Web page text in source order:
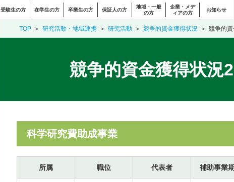
受験生の方 在学生の方 卒業生の方 保証人の方
地域・一般
の方
企業・メデ
ィアの方
お知らせ
TOP
研究活動・地域連携 研究活動 競争的資金獲得状況 競争的
競争的資金獲得状況
科学研究費助成事業
所属 職位 代表者 補助事業